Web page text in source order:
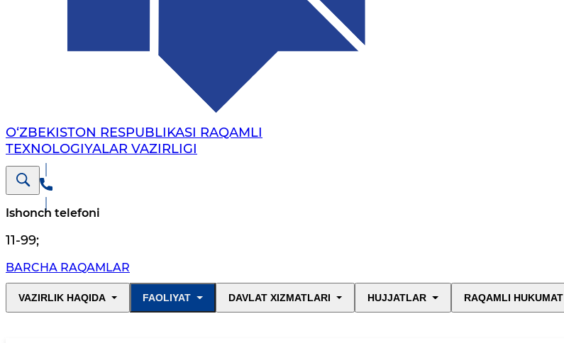
O‘ZBEKISTON RESPUBLIKASI RAQAMLI
TEXNOLOGIYALAR VAZIRLIGI
Ishonch telefoni
11-99;
BARCHA RAQAMLAR
VAZIRLIK HAQIDA FAOLIYAT DAVLAT XIZMATLARI HUJJATLAR RAQAMLI HUKUMAT